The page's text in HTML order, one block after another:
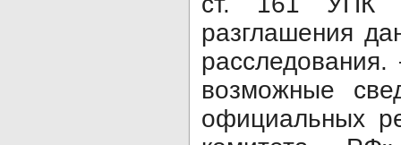
разглашения
возможные
официальных